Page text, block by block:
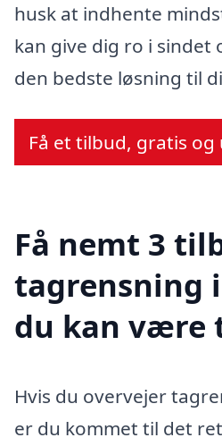
husk at indhente
kan give dig ro i sindet
den bedste løsning til
Få et tilbud, gratis
Få nemt 3
tagrensning
du kan være
Hvis du overvejer
er du kommet til det